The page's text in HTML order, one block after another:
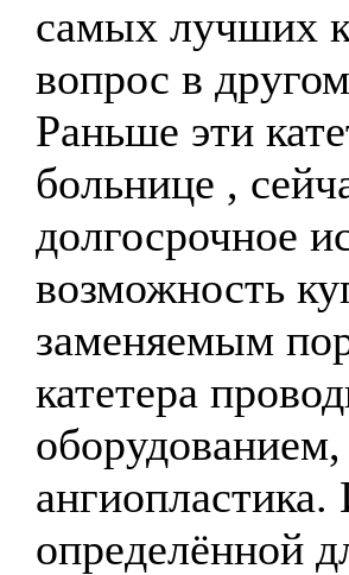
самых лучших
вопрос в
Раньше эти
больнице ,
долгосрочное
возможность
заменяемым
катетера
ангиопластика.
определённой